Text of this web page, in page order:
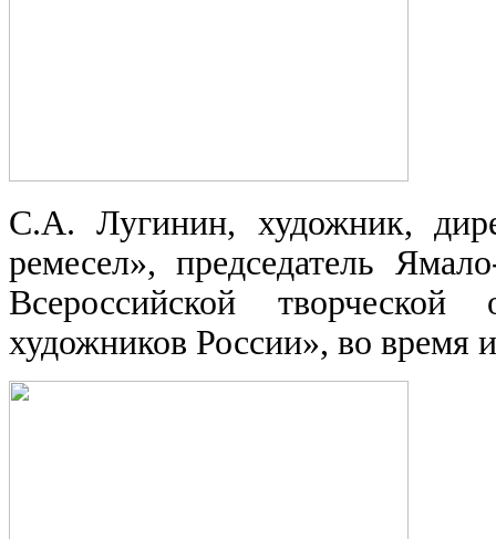
С.А. Лугинин, художник,
ремесел», председатель
Всероссийской
художников России», во